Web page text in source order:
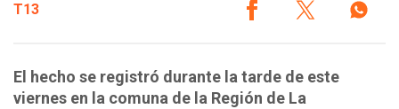
T13
El hecho se registró durante la tarde de este
viernes en la comuna de la Región de La